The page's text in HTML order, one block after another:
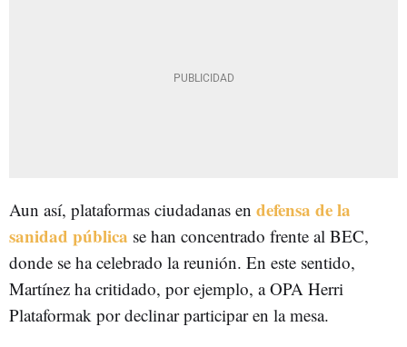
Aun así, plataformas ciudadanas en defensa de la
sanidad pública se han concentrado frente al BEC,
donde se ha celebrado la reunión. En este sentido,
Martínez ha critidado, por ejemplo, a OPA Herri
Plataformak por declinar participar en la mesa.